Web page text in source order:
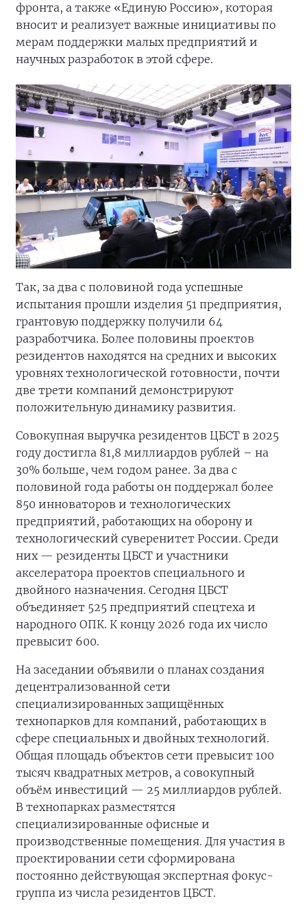
фронта, а также «Единую Россию», которая
вносит и реализует важные инициативы по
мерам поддержки малых предприятий и
научных разработок в этой сфере.
Так, за два с половиной года успешные
испытания прошли изделия 51 предприятия,
грантовую поддержку получили 64
разработчика. Более половины проектов
резидентов находятся на средних и высоких
уровнях технологической готовности, почти
две трети компаний демонстрируют
положительную динамику развития.
Совокупная выручка резидентов ЦБСТ в 2025
году достигла 81,8 миллиардов рублей – на
30% больше, чем годом ранее. За два с
половиной года работы он поддержал более
850 инноваторов и технологических
предприятий, работающих на оборону и
технологический суверенитет России. Среди
них — резиденты ЦБСТ и участники
акселератора проектов специального и
двойного назначения. Сегодня ЦБСТ
объединяет 525 предприятий спецтеха и
народного ОПК. К концу 2026 года их число
превысит 600.
На заседании объявили о планах создания
децентрализованной сети
специализированных защищённых
технопарков для компаний, работающих в
сфере специальных и двойных технологий.
Общая площадь объектов сети превысит 100
тысяч квадратных метров, а совокупный
объём инвестиций — 25 миллиардов рублей.
В технопарках разместятся
специализированные офисные и
производственные помещения. Для участия в
проектировании сети сформирована
постоянно действующая экспертная фокус-
группа из числа резидентов ЦБСТ.